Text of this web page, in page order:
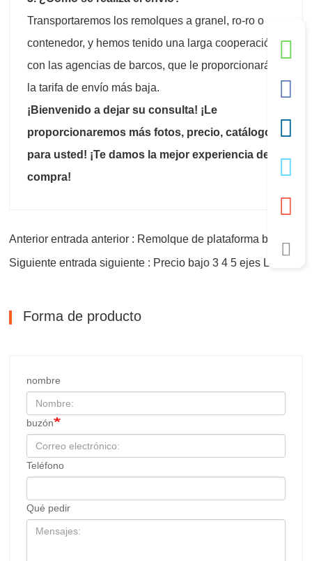
Transportaremos los remolques a granel, ro-ro o
contenedor, y hemos tenido una larga cooperación
con las agencias de barcos, que le proporcionarán
la tarifa de envío más baja.
¡Bienvenido a dejar su consulta! ¡Le
proporcionaremos más fotos, precio, catálogo
para usted! ¡Te damos la mejor experiencia de
compra!
Forma de producto
nombre
buzón
Teléfono
Qué pedir